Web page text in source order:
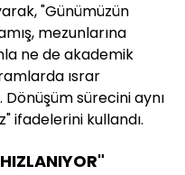
"Günümüzün
mezunlarına
ne de akademik
ısrar
sürecini aynı
ifadelerini kullandı.